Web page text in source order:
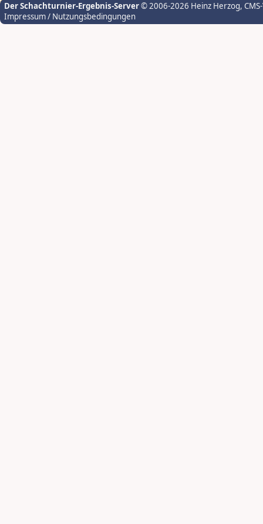
Der Schachturnier-Ergebnis-Server© 2006-2026 Heinz Herzog,
Impressum / Nutzungsbedingungen